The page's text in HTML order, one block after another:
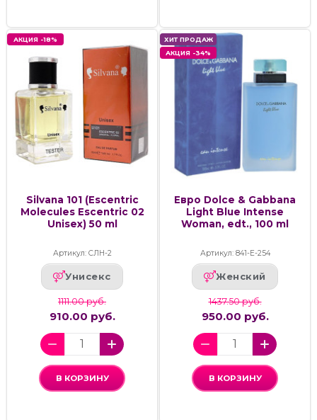
АКЦИЯ -18%
Silvana 101 (Escentric
Molecules Escentric 02
Unisex) 50 ml
Артикул: СЛН-2
Унисекс
1111.00 руб.
910.00 руб.
В КОРЗИНУ
ХИТ ПРОДАЖ
АКЦИЯ -34%
Евро Dolce & Gabbana
Light Blue Intense
Woman, edt., 100 ml
Артикул: 841-Е-254
Женский
1437.50 руб.
950.00 руб.
В КОРЗИНУ